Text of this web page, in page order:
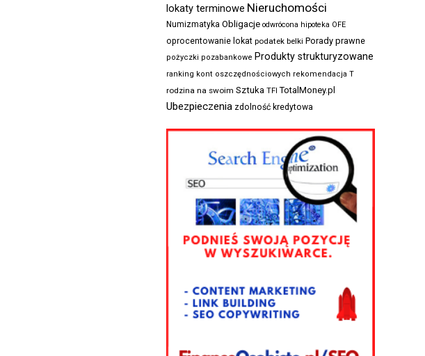
lokaty terminowe Nieruchomości
Numizmatyka Obligacje odwrócona hipoteka OFE
oprocentowanie lokat podatek belki Porady prawne
pożyczki pozabankowe Produkty strukturyzowane
ranking kont oszczędnościowych rekomendacja T
rodzina na swoim Sztuka TFI TotalMoney.pl
Ubezpieczenia zdolność kredytowa